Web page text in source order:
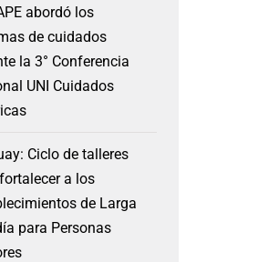
abordó los
de cuidados
la 3° Conferencia
UNI Cuidados
Ciclo de talleres
a los
de Larga
para Personas